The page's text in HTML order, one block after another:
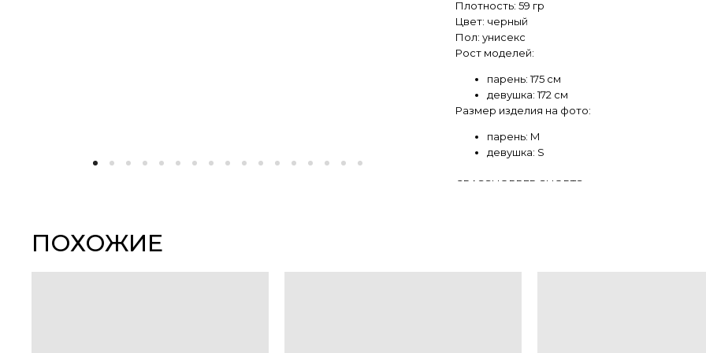
Плотность: 59 гр
Цвет: черный
Пол: унисекс
Рост моделей:
парень: 175 см
девушка: 172 см
Размер изделия на фото:
парень: M
девушка: S
GRASSHOPPER SHORTS — спортивные
ПОХОЖИЕ